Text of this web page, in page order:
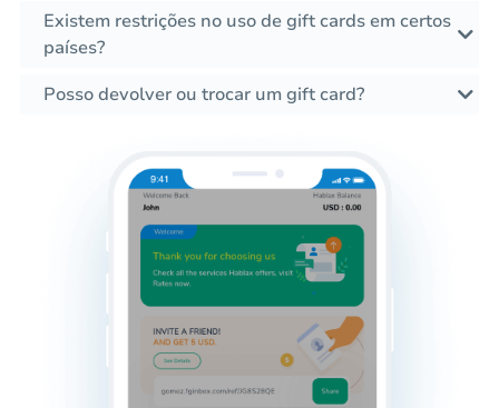
Existem restrições no uso de gift cards em certos
países?
Posso devolver ou trocar um gift card?